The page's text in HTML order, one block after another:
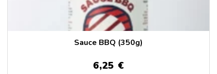
Sauce BBQ (350g)
6,25 €